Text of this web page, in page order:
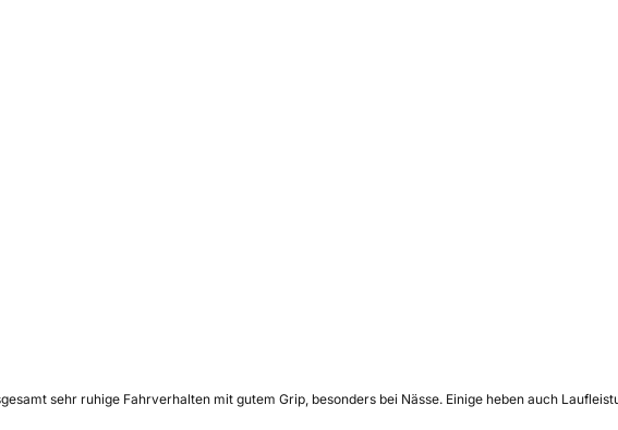
sehr ruhige Fahrverhalten mit gutem Grip, besonders bei Nässe. Einige heben auch